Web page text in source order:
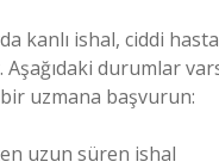
kanlı ishal, ciddi
Aşağıdaki durumlar
uzmana başvurun:
uzun süren ishal